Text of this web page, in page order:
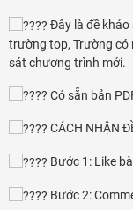
Đây là đề khảo
trường top, Trường có
sát chương trình mới.
Có sẵn bản
CÁCH NHẬN
Bước 1: Like
Bước 2: